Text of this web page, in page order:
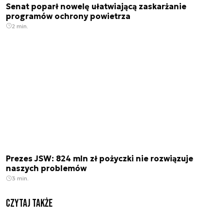
Senat poparł nowelę ułatwiającą zaskarżanie
programów ochrony powietrza
2 min.
Prezes JSW: 824 mln zł pożyczki nie rozwiązuje
naszych problemów
3 min.
Czytaj także